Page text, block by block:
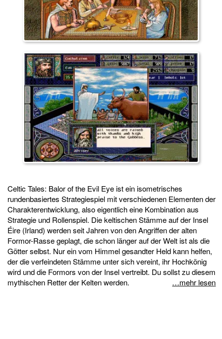
Celtic Tales: Balor of the Evil Eye ist ein isometrisches
rundenbasiertes Strategiespiel mit verschiedenen Elementen der
Charakterentwicklung, also eigentlich eine Kombination aus
Strategie und Rollenspiel. Die keltischen Stämme auf der Insel
Éire (Irland) werden seit Jahren von den Angriffen der alten
Formor-Rasse geplagt, die schon länger auf der Welt ist als die
Götter selbst. Nur ein vom Himmel gesandter Held kann helfen,
der die verfeindeten Stämme unter sich vereint, ihr Hochkönig
wird und die Formors von der Insel vertreibt. Du sollst zu diesem
mythischen Retter der Kelten werden.
…mehr lesen